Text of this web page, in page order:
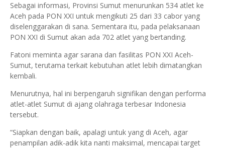
Sebagai informasi, Provinsi Sumut menurunkan 534 atlet ke
Aceh pada PON XXI untuk mengikuti 25 dari 33 cabor yang
diselenggarakan di sana. Sementara itu, pada pelaksanaan
PON XXI di Sumut akan ada 702 atlet yang bertanding.
Fatoni meminta agar sarana dan fasilitas PON XXI Aceh-
Sumut, terutama terkait kebutuhan atlet lebih dimatangkan
kembali.
Menurutnya, hal ini berpengaruh signifikan dengan performa
atlet-atlet Sumut di ajang olahraga terbesar Indonesia
tersebut.
“Siapkan dengan baik, apalagi untuk yang di Aceh, agar
penampilan adik-adik kita nanti maksimal, mencapai target